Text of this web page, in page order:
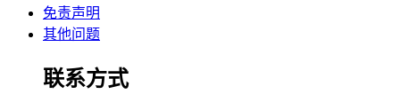
免责声明
其他问题
联系方式